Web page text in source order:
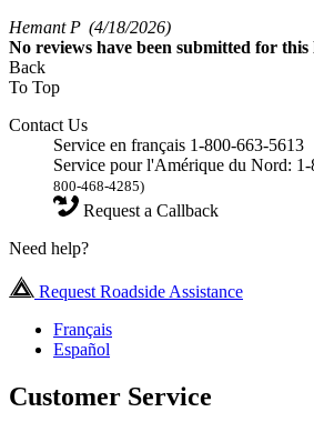
Hemant P (4/18/2026)
No reviews have been submitted for this
Back
To Top
Contact Us
Service en français 1-800-663-5613
Service pour l'Amérique du Nord:
800-468-4285)
Request a Callback
Need help?
Request Roadside Assistance
Français
Español
Customer Service